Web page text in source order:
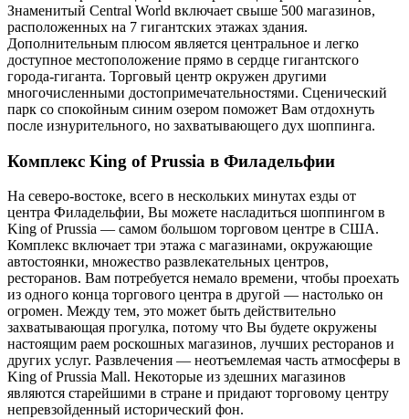
Знаменитый Central World включает свыше 500 магазинов,
расположенных на 7 гигантских этажах здания.
Дополнительным плюсом является центральное и легко
доступное местоположение прямо в сердце гигантского
города-гиганта. Торговый центр окружен другими
многочисленными достопримечательностями. Сценический
парк со спокойным синим озером поможет Вам отдохнуть
после изнурительного, но захватывающего дух шоппинга.
Комплекс King of Prussia в Филадельфии
На северо-востоке, всего в нескольких минутах езды от
центра Филадельфии, Вы можете насладиться шоппингом в
King of Prussia — самом большом торговом центре в США.
Комплекс включает три этажа с магазинами, окружающие
автостоянки, множество развлекательных центров,
ресторанов. Вам потребуется немало времени, чтобы проехать
из одного конца торгового центра в другой — настолько он
огромен. Между тем, это может быть действительно
захватывающая прогулка, потому что Вы будете окружены
настоящим раем роскошных магазинов, лучших ресторанов и
других услуг. Развлечения — неотъемлемая часть атмосферы в
King of Prussia Mall. Некоторые из здешних магазинов
являются старейшими в стране и придают торговому центру
непревзойденный исторический фон.